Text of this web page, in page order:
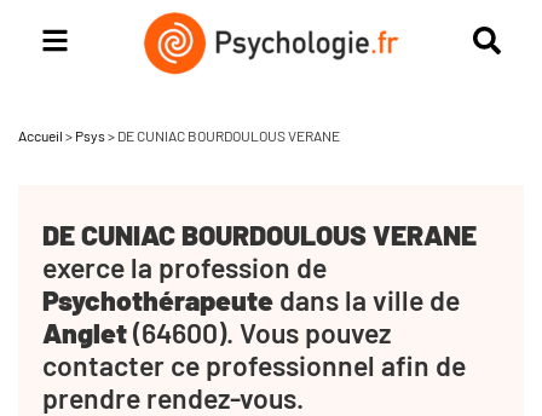
Accueil > Psys > DE CUNIAC BOURDOULOUS VERANE
DE CUNIAC BOURDOULOUS VERANE
exerce la profession de
Psychothérapeute dans la ville de
Anglet(64600). Vous pouvez
contacter ce professionnel afin de
prendre rendez-vous.